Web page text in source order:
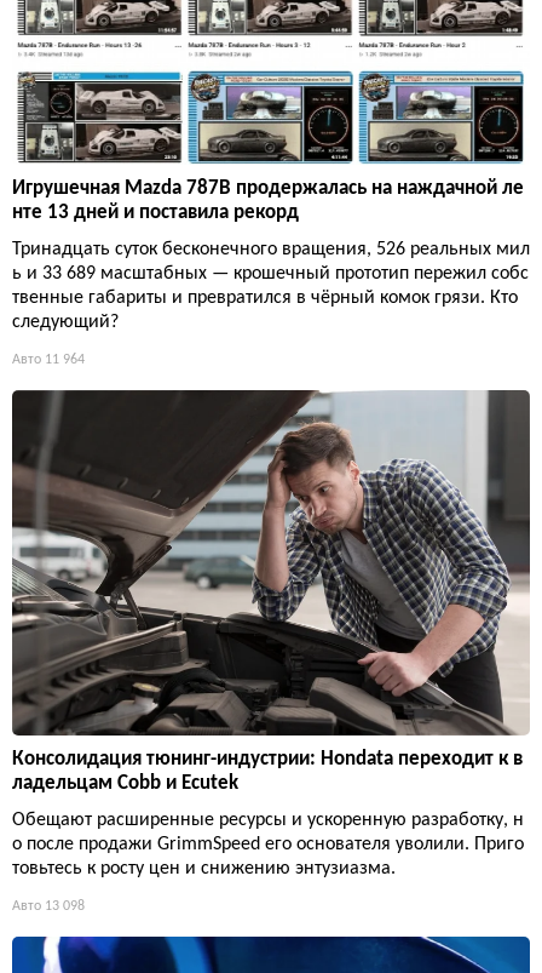
Игрушечная Mazda 787B продержалась на наждачной ле
нте 13 дней и поставила рекорд
Тринадцать суток бесконечного вращения, 526 реальных мил
ь и 33 689 масштабных — крошечный прототип пережил собс
твенные габариты и превратился в чёрный комок грязи. Кто
следующий?
Авто 11 964
Консолидация тюнинг-индустрии: Hondata переходит к в
ладельцам Cobb и Ecutek
Обещают расширенные ресурсы и ускоренную разработку, н
о после продажи GrimmSpeed его основателя уволили. Приго
товьтесь к росту цен и снижению энтузиазма.
Авто 13 098